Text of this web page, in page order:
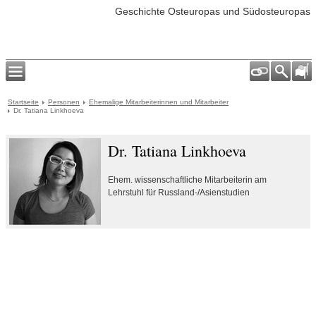
Geschichte Osteuropas und Südosteuropas
Startseite Personen
Ehemalige Mitarbeiterinnen und Mitarbeiter
Dr. Tatiana Linkhoeva
Dr. Tatiana Linkhoeva
Ehem. wissenschaftliche Mitarbeiterin am
Lehrstuhl für Russland-/Asienstudien